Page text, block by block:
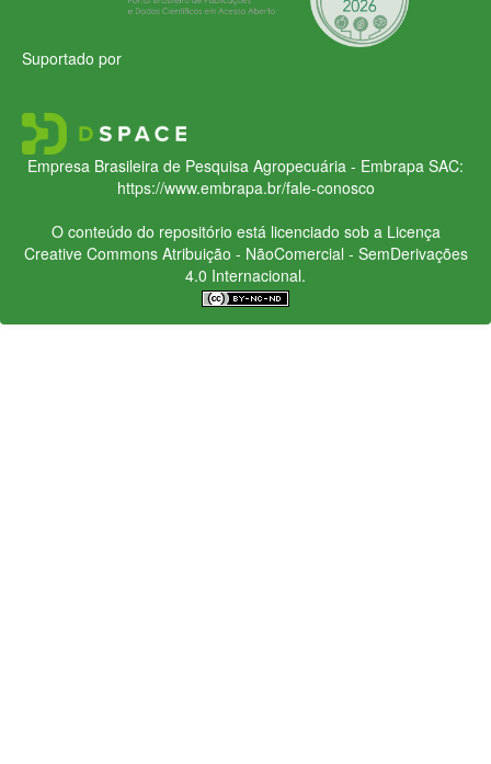
Suportado por
Empresa Brasileira de Pesquisa Agropecuária - Embrapa SAC:
https://www.embrapa.br/fale-conosco
O conteúdo do repositório está licenciado sob a Licença
Creative CommonsAtribuição - NãoComercial - SemDerivações
4.0 Internacional.